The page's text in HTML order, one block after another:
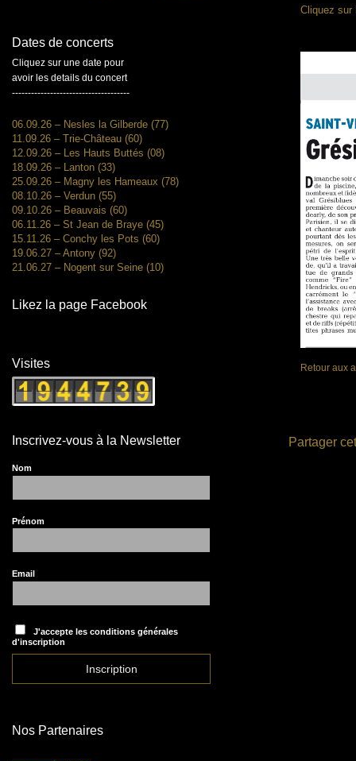
Cliquez sur
Retour aux
Partager
Dates de concerts
Cliquez sur une date pour
avoir les details du concert
-------------------------------------
06.09.26 – Nesles la Gilberde (77)
11.09.26 – Trie-Château (60)
12.09.26 – Les Hauts Buttés (08)
18.09.26 – Lanton (33)
25.09.26 – Magny les Hameaux (78)
08.10.26 – Verdun (55)
09.10.26 – Beauvais (60)
06.11.26 – St Jean de Braye (45)
15.11.26 – Conchy les Pots (60)
19.06.27 – Antony (92)
21.06.27 – Nogent sur Seine (10)
Likez la page Facebook
Visites
Inscrivez-vous à la Newsletter
Nom
Prénom
Email
J'accepte les conditions générales
d'inscription
Nos Partenaires